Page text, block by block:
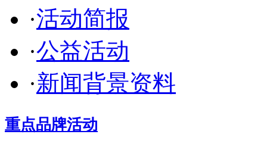
·活动简报
·公益活动
·新闻背景资料
重点品牌活动